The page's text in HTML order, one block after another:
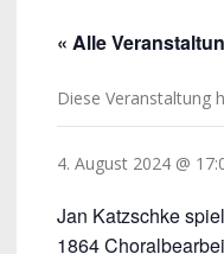
« Alle
Diese Veranstaltung
4. August 2024 @
Jan Katzschke
1864